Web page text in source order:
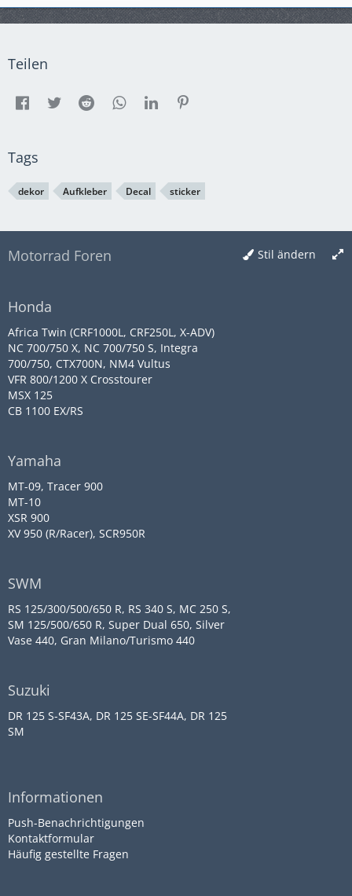
Teilen
Tags
dekor Aufkleber Decal sticker
Stil ändern
Motorrad Foren
Honda
Africa Twin (CRF1000L, CRF250L, X-ADV)
NC 700/750 X, NC 700/750 S, Integra
700/750, CTX700N, NM4 Vultus
VFR 800/1200 X Crosstourer
MSX 125
CB 1100 EX/RS
Yamaha
MT-09, Tracer 900
MT-10
XSR 900
XV 950 (R/Racer), SCR950R
SWM
RS 125/300/500/650 R, RS 340 S, MC 250 S,
SM 125/500/650 R, Super Dual 650, Silver
Vase 440, Gran Milano/Turismo 440
Suzuki
DR 125 S-SF43A, DR 125 SE-SF44A, DR 125
SM
Informationen
Push-Benachrichtigungen
Kontaktformular
Häufig gestellte Fragen